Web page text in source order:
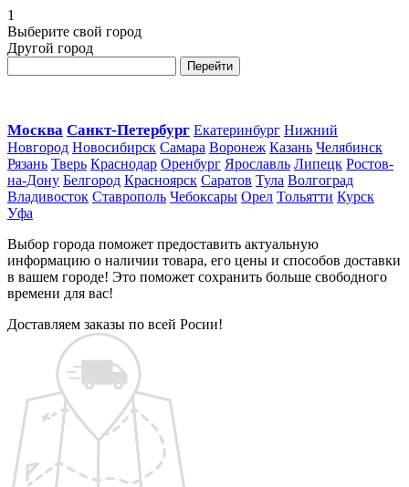
1
Выберите свой город
Другой город
Перейти
Москва Санкт-Петербург Екатеринбург Нижний
Новгород Новосибирск Самара Воронеж Казань Челябинск
Рязань Тверь Краснодар Оренбург Ярославль Липецк Ростов-
на-Дону Белгород Красноярск Саратов Тула Волгоград
Владивосток Ставрополь Чебоксары Орел Тольятти Курск
Уфа
Выбор города поможет предоставить актуальную
информацию о наличии товара, его цены и способов доставки
в вашем городе! Это поможет сохранить больше свободного
времени для вас!
Доставляем заказы по всей Росии!